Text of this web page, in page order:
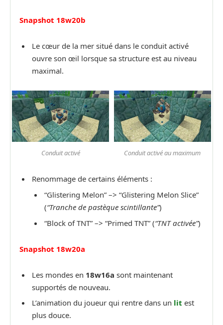
Snapshot 18w20b
Le cœur de la mer situé dans le conduit activé
ouvre son œil lorsque sa structure est au niveau
maximal.
Conduit activé Conduit activé au maximum
Renommage de certains éléments :
“Glistering Melon” –> “Glistering Melon Slice”
(“Tranche de pastèque scintillante”)
“Block of TNT” –> “Primed TNT” (“TNT activée”)
Snapshot 18w20a
Les mondes en 18w16a sont maintenant
supportés de nouveau.
L’animation du joueur qui rentre dans un lit est
plus douce.